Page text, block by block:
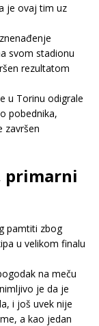
je ovaj tim uz
svom stadionu
rezultatom
u Torinu odigrale
pobednika,
završen
primarni
pamtiti zbog
u velikom finalu
na meču
je da je
i još uvek nije
a kao jedan